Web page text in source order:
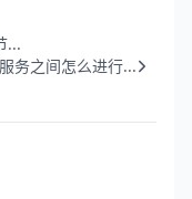
...
务之间怎么进行...